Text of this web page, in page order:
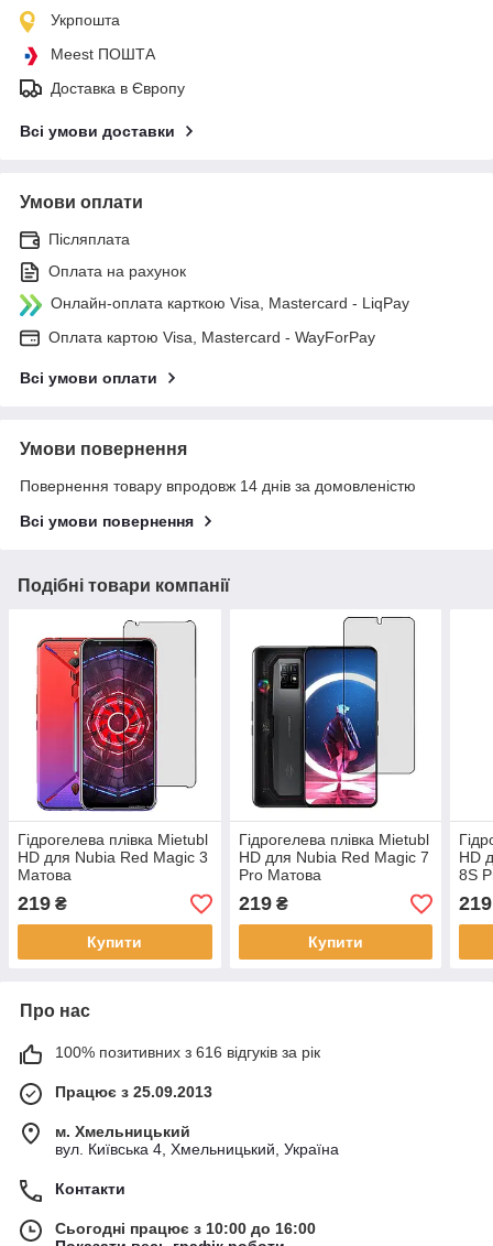
Укрпошта
Meest ПОШТА
Доставка в Європу
Всі умови доставки
Умови оплати
Післяплата
Оплата на рахунок
Онлайн-оплата карткою Visa, Mastercard - LiqPay
Оплата картою Visa, Mastercard - WayForPay
Всі умови оплати
Умови повернення
Повернення товару впродовж 14 днів за домовленістю
Всі умови повернення
Подібні товари компанії
Гідрогелева плівка Mietubl
HD для Nubia Red Magic 3
Матова
219 ₴
Купити
Гідрогелева плівка Mietubl
HD для Nubia Red Magic 7
Pro Матова
219₴
Купити
HD
8S
219
Про нас
100% позитивних з 616 відгуків за рік
Працює з 25.09.2013
м. Хмельницький
вул. Київська 4, Хмельницький, Україна
Контакти
Сьогодні працює з 10:00 до 16:00